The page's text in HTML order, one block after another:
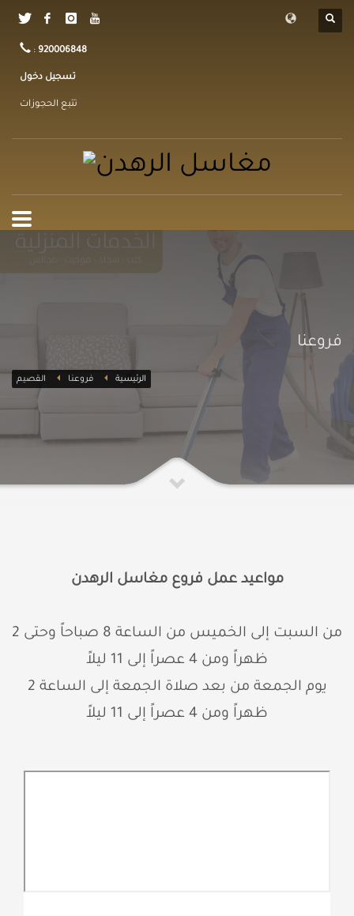
: 920006848
تسجيل دخول
تتبع الحجوزات
فروعنا
الرئيسية فروعنا القصيم
مواعيد عمل فروع مغاسل الرهدن
من السبت إلى الخميس من الساعة 8 صباحاً وحتى 2
ظهراً ومن 4 عصراً إلى 11 ليلاً
يوم الجمعة من بعد صلاة الجمعة إلى الساعة 2
ظهراً ومن 4 عصراً إلى 11 ليلاً